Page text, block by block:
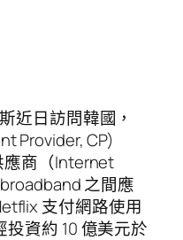
近日訪問韓國，
Provider, CP)
應商（Internet
之間應
支付網路使用
資約 10 億美元於